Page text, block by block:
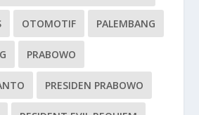
OTOMOTIF PALEMBANG
PRABOWO
PRESIDEN PRABOWO